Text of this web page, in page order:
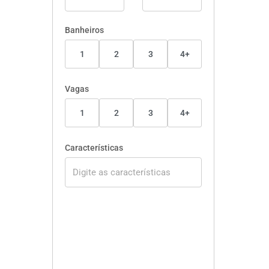
Banheiros
1 2 3 4+
Vagas
1 2 3 4+
Características